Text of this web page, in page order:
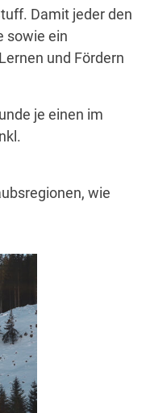
Damit jeder den
sowie ein
und Fördern
je einen im
wie